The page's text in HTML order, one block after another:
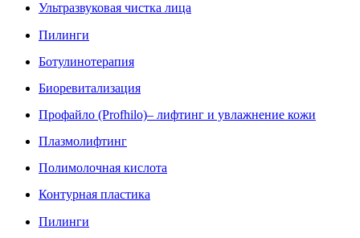
Ультразвуковая чистка лица
Пилинги
Ботулинотерапия
Биоревитализация
Профайло (Profhilo)– лифтинг и увлажнение кожи
Плазмолифтинг
Полимолочная кислота
Контурная пластика
Пилинги